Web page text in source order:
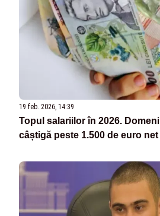
19 feb. 2026, 14:39
Topul salariilor în 2026.
câștigă peste 1.500 de euro net